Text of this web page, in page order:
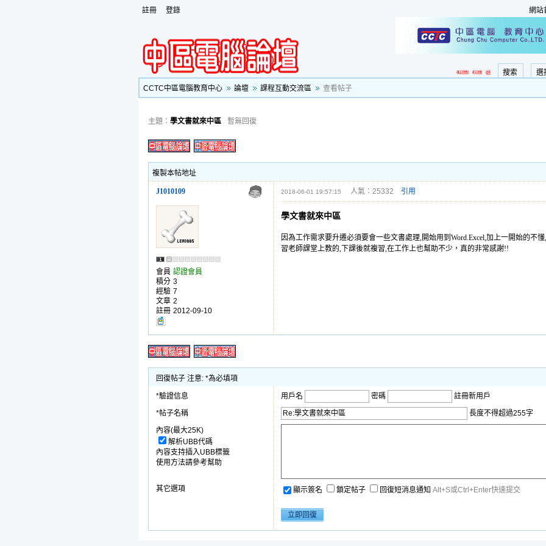
註冊 登錄 網站
選
搜索
CCTC中區電腦教育中心
論壇 課程互動交流區 查看帖子
主題： 學文書就來中區 暫無回復
複製本帖地址
J1010109 2018-06-01 19:57:15 人氣：25332 引用
會員 認證會員
積分 3
經驗 7
文章 2
註冊 2012-09-10
學文書就來中區
因為工作需求要升遷必須要會一些文書處理,開始用到Word.Excel,加上一開始的不
習老師課堂上教的,下課後就複習,在工作上也幫助不少，真的非常感謝!!
回復帖子 注意: *為必填項
*驗證信息 用戶名 密碼
註冊新用戶
*帖子名稱
長度不得超過255字
內容(最大25K)
解析UBB代碼
內容支持插入UBB標籤
使用方法請參考幫助
其它選項 顯示簽名 鎖定帖子 回復短消息通知 Alt+S或Ctrl+Enter快速提交